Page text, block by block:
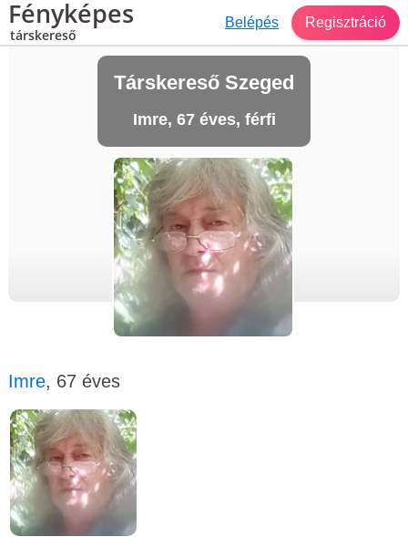
Fényképes
társkereső
Belépés Regisztráció
Társkereső Szeged
Imre, 67 éves, férfi
Imre, 67 éves